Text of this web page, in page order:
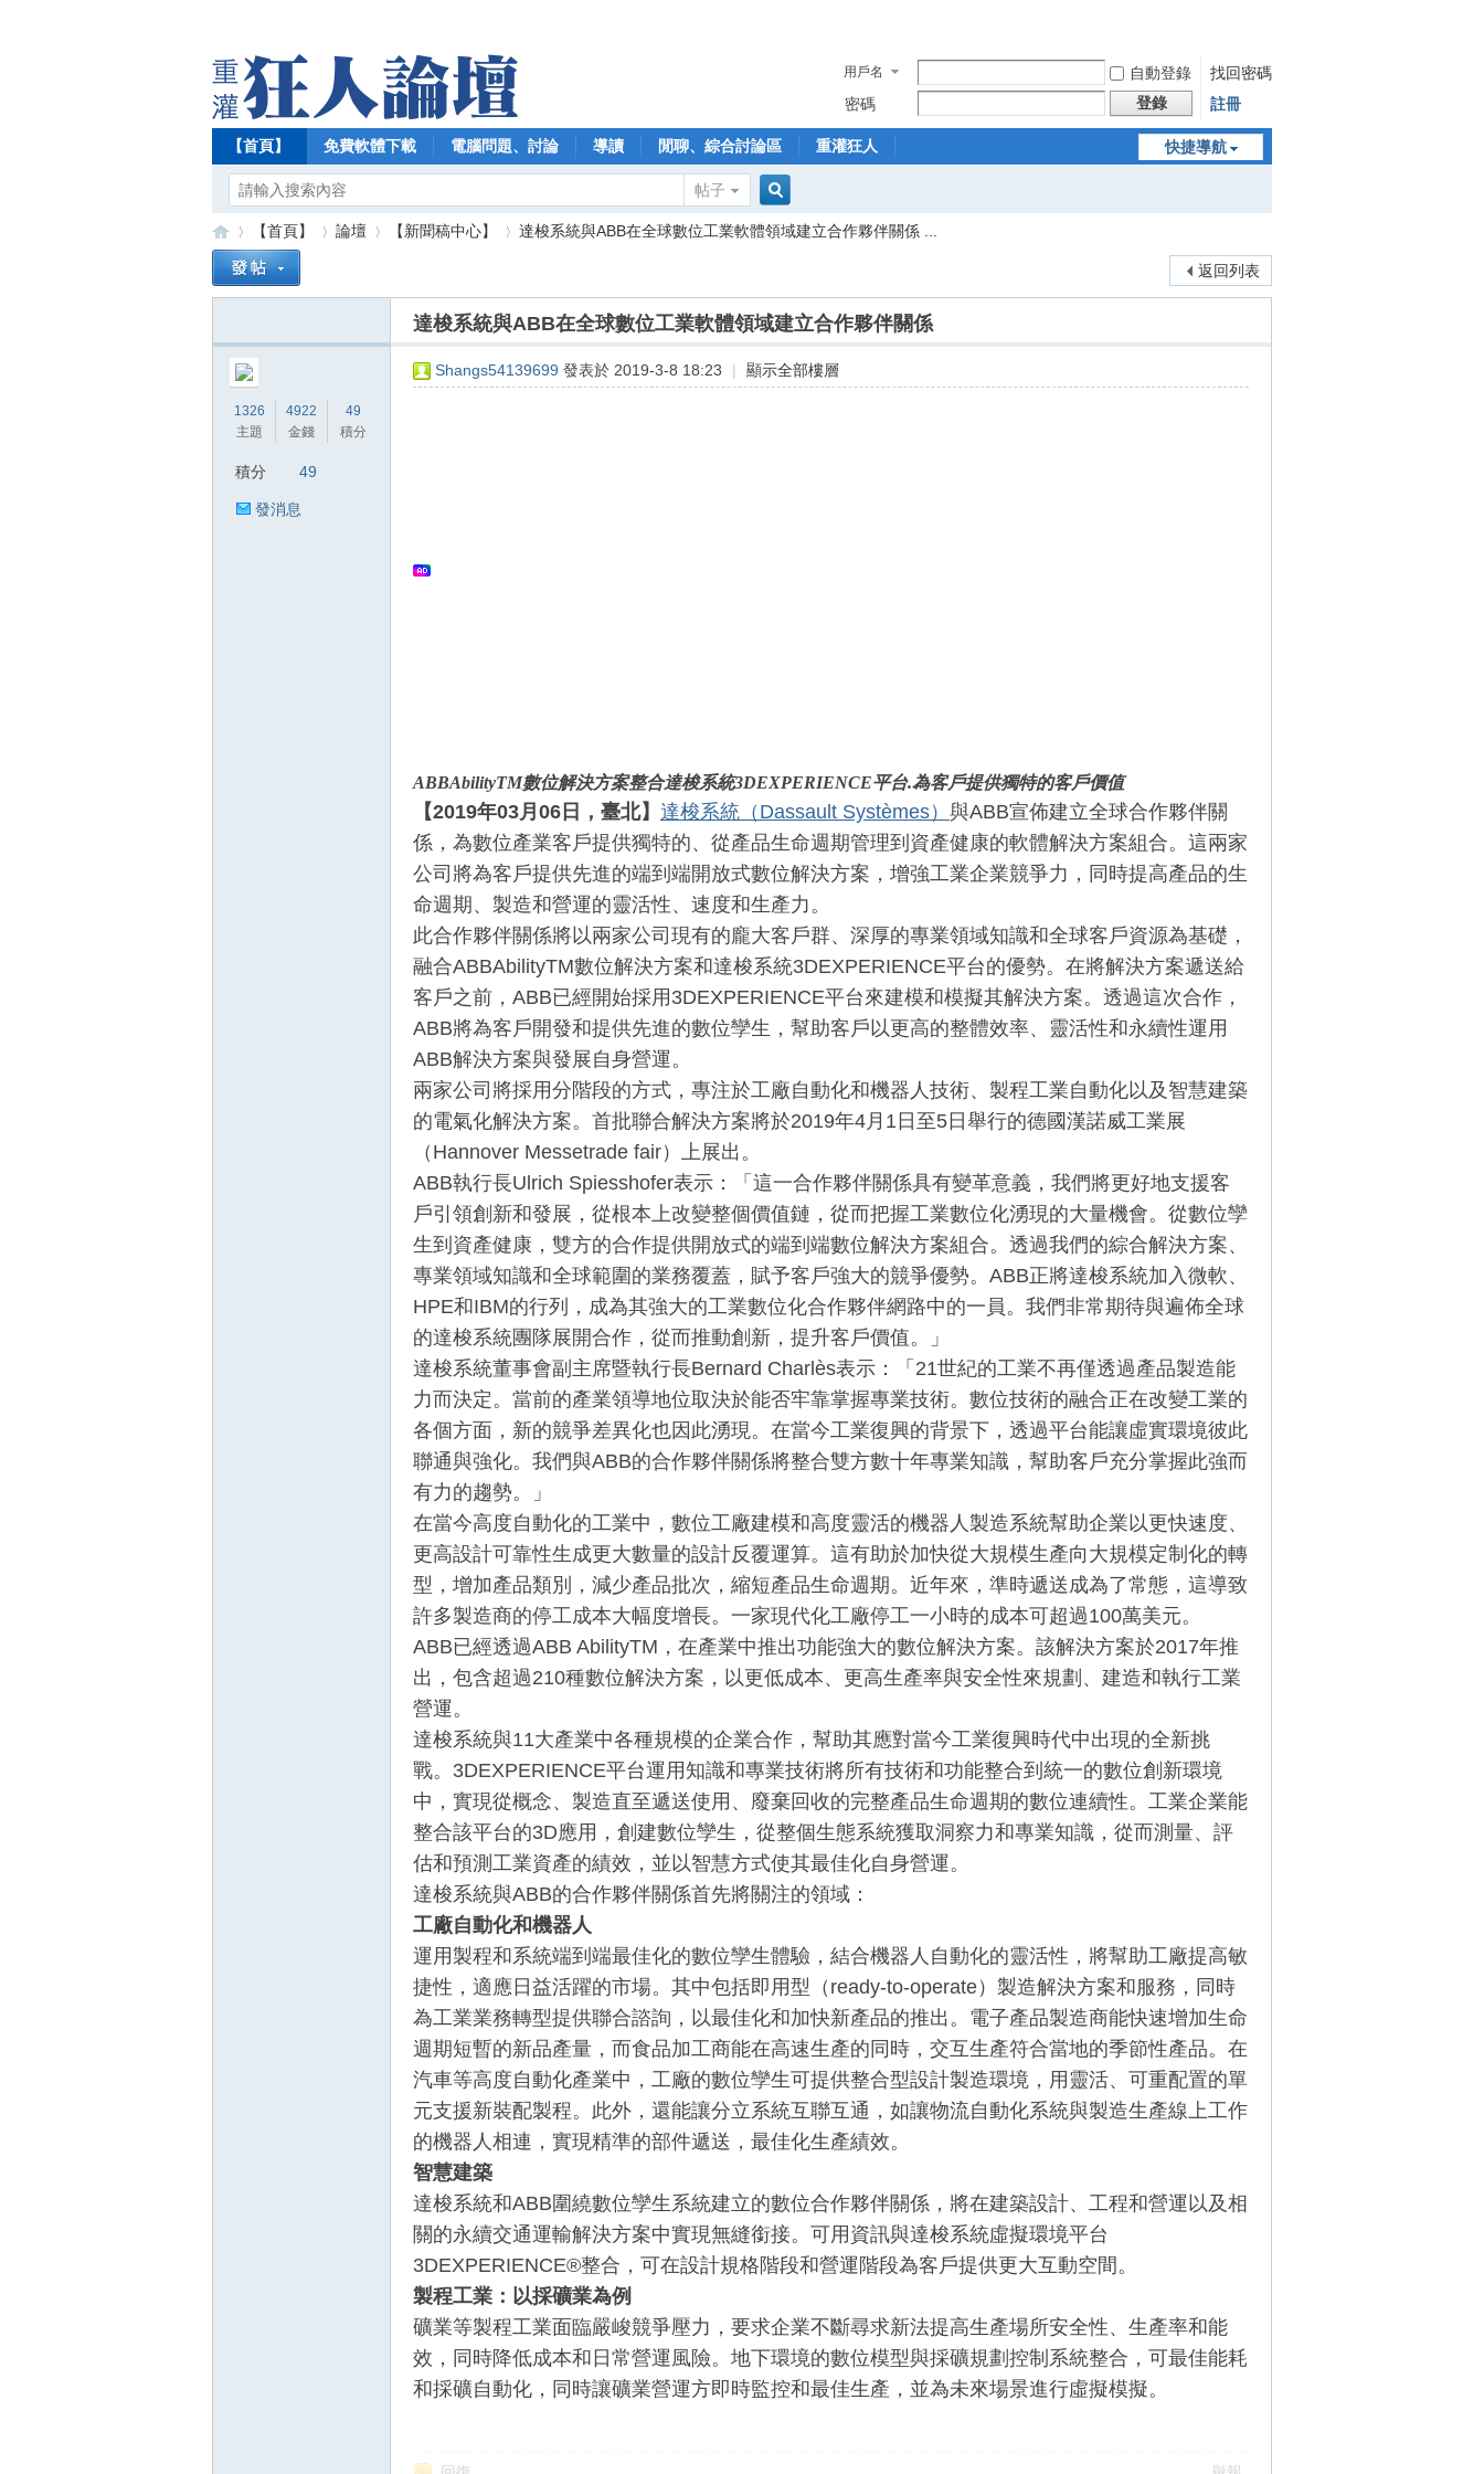
用戶名 自動登錄
找回密碼
密碼
登錄 註冊
快捷導航
【首頁】 免費軟體下載 電腦問題、討論 導讀 閒聊、綜合討論區 重灌狂人
帖子
搜
索
【首頁】 論壇 【新聞稿中心】
›
達梭系統與ABB在全球數位工業軟體領域建立合作夥伴關係 ...
返回列表
達梭系統與ABB在全球數位工業軟體領域建立合作夥伴關係
1326
主題
4922
金錢
49
積分
積分 49
發消息
Shangs54139699 發表於 2019-3-8 18:23 | 顯示全部樓層
ABBAbilityTM數位解決方案整合達梭系統3DEXPERIENCE平台.為客戶提供獨特的客戶價值
【2019年03月 06 日 ， 臺北】 達梭系統（Dassault Systèmes） 與ABB宣佈建立全球合作夥伴關
係，為數位產業客戶提供獨特的、從產品生命週期管理到資產健康的軟體解決方案組合。這兩家
公司將為客戶提供先進的端到端開放式數位解決方案，增強工業企業競爭力，同時提高產品的生
命週期、製造和營運的靈活性、速度和生產力。
此合作夥伴關係將以兩家公司現有的龐大客戶群、深厚的專業領域知識和全球客戶資源為基礎，
融合ABBAbilityTM數位解決方案和達梭系統3DEXPERIENCE平台的優勢。在將解決方案遞送給
客戶之前，ABB已經開始採用3DEXPERIENCE平台來建模和模擬其解決方案。透過這次合作，
ABB將為客戶開發和提供先進的數位孿生，幫助客戶以更高的整體效率、靈活性和永續性運用
ABB解決方案與發展自身營運。
兩家公司將採用分階段的方式，專注於工廠自動化和機器人技術、製程工業自動化以及智慧建築
的電氣化解決方案。首批聯合解決方案將於2019年4月1日至5日舉行的德國漢諾威工業展
（Hannover Messetrade fair）上展出。
ABB執行長Ulrich Spiesshofer表示：「這一合作夥伴關係具有變革意義，我們將更好地支援客
戶引領創新和發展，從根本上改變整個價值鏈，從而把握工業數位化湧現的大量機會。從數位孿
生到資產健康，雙方的合作提供開放式的端到端數位解決方案組合。透過我們的綜合解決方案、
專業領域知識和全球範圍的業務覆蓋，賦予客戶強大的競爭優勢。ABB正將達梭系統加入微軟、
HPE和IBM的行列，成為其強大的工業數位化合作夥伴網路中的一員。我們非常期待與遍佈全球
的達梭系統團隊展開合作，從而推動創新，提升客戶價值。」
達梭系統董事會副主席暨執行長Bernard Charlès表示：「21世紀的工業不再僅透過產品製造能
力而決定。當前的產業領導地位取決於能否牢靠掌握專業技術。數位技術的融合正在改變工業的
各個方面，新的競爭差異化也因此湧現。在當今工業復興的背景下，透過平台能讓虛實環境彼此
聯通與強化。我們與ABB的合作夥伴關係將整合雙方數十年專業知識，幫助客戶充分掌握此強而
有力的趨勢。」
在當今高度自動化的工業中，數位工廠建模和高度靈活的機器人製造系統幫助企業以更快速度、
更高設計可靠性生成更大數量的設計反覆運算。這有助於加快從大規模生產向大規模定制化的轉
型，增加產品類別，減少產品批次，縮短產品生命週期。近年來，準時遞送成為了常態，這導致
許多製造商的停工成本大幅度增長。一家現代化工廠停工一小時的成本可超過100萬美元。
ABB已經透過ABB AbilityTM，在產業中推出功能強大的數位解決方案。該解決方案於2017年推
出，包含超過210種數位解決方案，以更低成本、更高生產率與安全性來規劃、建造和執行工業
營運。
達梭系統與11大產業中各種規模的企業合作，幫助其應對當今工業復興時代中出現的全新挑
戰。3DEXPERIENCE平台運用知識和專業技術將所有技術和功能整合到統一的數位創新環境
中，實現從概念、製造直至遞送使用、廢棄回收的完整產品生命週期的數位連續性。工業企業能
整合該平台的3D應用，創建數位孿生，從整個生態系統獲取洞察力和專業知識，從而測量、評
估和預測工業資產的績效，並以智慧方式使其最佳化自身營運。
達梭系統與ABB的合作夥伴關係首先將關注的領域：
工廠自動化和機器人
運用製程和系統端到端最佳化的數位孿生體驗，結合機器人自動化的靈活性，將幫助工廠提高敏
捷性，適應日益活躍的市場。其中包括即用型（ready-to-operate）製造解決方案和服務，同時
為工業業務轉型提供聯合諮詢，以最佳化和加快新產品的推出。電子產品製造商能快速增加生命
週期短暫的新品產量，而食品加工商能在高速生產的同時，交互生產符合當地的季節性產品。在
汽車等高度自動化產業中，工廠的數位孿生可提供整合型設計製造環境，用靈活、可重配置的單
元支援新裝配製程。此外，還能讓分立系統互聯互通，如讓物流自動化系統與製造生產線上工作
的機器人相連，實現精準的部件遞送，最佳化生產績效。
智慧建築
達梭系統和ABB圍繞數位孿生系統建立的數位合作夥伴關係，將在建築設計、工程和營運以及相
關的永續交通運輸解決方案中實現無縫銜接。可用資訊與達梭系統虛擬環境平台
3DEXPERIENCE®整合，可在設計規格階段和營運階段為客戶提供更大互動空間。
製程工業：以採礦業為例
礦業等製程工業面臨嚴峻競爭壓力，要求企業不斷尋求新法提高生產場所安全性、生產率和能
效，同時降低成本和日常營運風險。地下環境的數位模型與採礦規劃控制系統整合，可最佳能耗
和採礦自動化，同時讓礦業營運方即時監控和最佳生產，並為未來場景進行虛擬模擬。